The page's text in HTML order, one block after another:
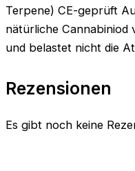
Terpene) CE-geprüft
nätürliche Cannabiniod
und belastet nicht die
Rezensionen
Es gibt noch keine